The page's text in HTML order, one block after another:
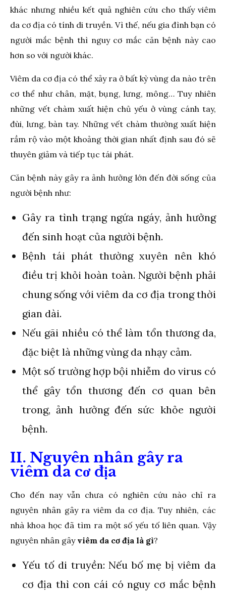
khác nhưng nhiều kết quả nghiên cứu cho thấy viêm
da cơ địa có tính di truyền. Vì thế, nếu gia đình bạn có
người mắc bệnh thì nguy cơ mắc căn bệnh này cao
hơn so với người khác.
Viêm da cơ địa có thể xảy ra ở bất kỳ vùng da nào trên
cơ thể như chân, mặt, bụng, lưng, mông… Tuy nhiên
những vết chàm xuất hiện chủ yếu ở vùng cánh tay,
đùi, lưng, bàn tay. Những vết chàm thường xuất hiện
rầm rộ vào một khoảng thời gian nhất định sau đó sẽ
thuyên giảm và tiếp tục tái phát.
Căn bệnh này gây ra ảnh hưởng lớn đến đời sống của
người bệnh như:
Gây ra tình trạng ngứa ngáy, ảnh hưởng
đến sinh hoạt của người bệnh.
Bệnh tái phát thường xuyên nên khó
điều trị khỏi hoàn toàn. Người bệnh phải
chung sống với viêm da cơ địa trong thời
gian dài.
Nếu gãi nhiều có thể làm tổn thương da,
đặc biệt là những vùng da nhạy cảm.
Một số trường hợp bội nhiễm do virus có
thể gây tổn thương đến cơ quan bên
trong, ảnh hưởng đến sức khỏe người
bệnh.
II. Nguyên nhân gây ra
viêm da cơ địa
Cho đến nay vẫn chưa có nghiên cứu nào chỉ ra
nguyên nhân gây ra viêm da cơ địa. Tuy nhiên, các
nhà khoa học đã tìm ra một số yếu tố liên quan. Vậy
nguyên nhân gây viêm da cơ địa là gì?
Yếu tố di truyền: Nếu bố mẹ bị viêm da
cơ địa thì con cái có nguy cơ mắc bệnh